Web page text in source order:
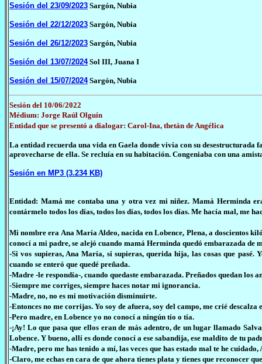
Sesión del 23/09/2023 Sargón, Nubia
Sesión del 22/12/2023 Sargón, Nubia
Sesión del 26/12/2023 Sargón, Nubia
Sesión del 13/07/2024Sol III, Juana I
Sesión del 15/07/2024Sargón, Nubia
Sesión del 10/06/2022
Médium: Jorge Raúl Olguín
Entidad que se presentó a dialogar: Carol-Ina, thetán de Angélica
La entidad recuerda una vida en Gaela donde vivía con su desestructurada
aprovecharse de ella. Se recluía en su habitación. Congeniaba con una
Sesión en MP3 (3.234 KB)
Entidad: Mamá me contaba una y otra vez mi niñez. Mamá Herminda
contármelo todos los días, todos los días, todos los días. Me hacía mal, me
Mi nombre era Ana María Aldeo, nacida en Lobence, Plena, a doscientos
conocí a mi padre, se alejó cuando mamá Herminda quedó embarazada de
-Si vos supieras, Ana María, si supieras, querida hija, las cosas que
cuando se enteró que quedé preñada.
-Madre -le respondía-, cuando quedaste embarazada. Preñados quedan los
-Siempre me corriges, siempre haces notar mi ignorancia.
-Madre, no, no es mi motivación disminuirte.
-Entonces no me corrijas. Yo soy de afuera, soy del campo, me crié
-Pero madre, en Lobence yo no conocí a ningún tío o tía.
-¡Ay! Lo que pasa que ellos eran de más adentro, de un lugar llamado
Lobence. Y bueno, allí es donde conocí a ese sabandija, ese maldito de tu
-Madre, pero me has tenido a mí, las veces que has estado mal te he
-Claro, me echas en cara de que ahora tienes plata y tienes que reconocer